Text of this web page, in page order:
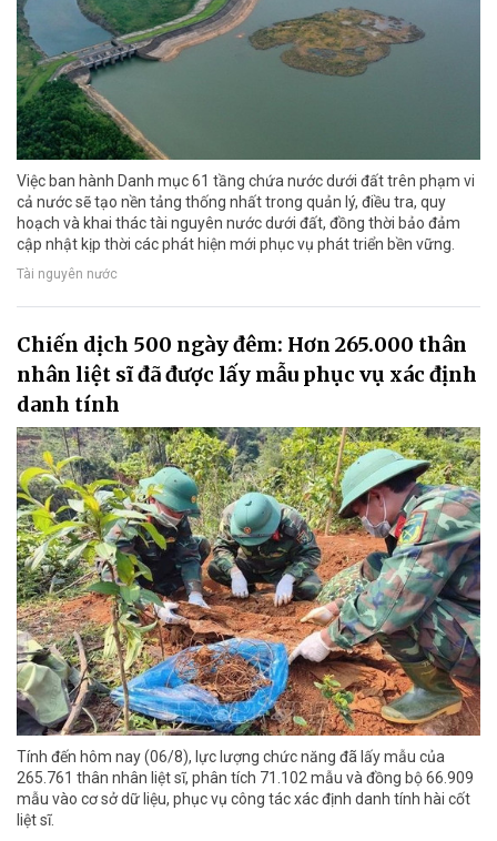
Việc ban hành Danh mục 61 tầng chứa nước dưới đất trên phạm vi
cả nước sẽ tạo nền tảng thống nhất trong quản lý, điều tra, quy
hoạch và khai thác tài nguyên nước dưới đất, đồng thời bảo đảm
cập nhật kịp thời các phát hiện mới phục vụ phát triển bền vững.
Tài nguyên nước
Chiến dịch 500 ngày đêm: Hơn 265.000 thân
nhân liệt sĩ đã được lấy mẫu phục vụ xác định
danh tính
Tính đến hôm nay (06/8), lực lượng chức năng đã lấy mẫu của
265.761 thân nhân liệt sĩ, phân tích 71.102 mẫu và đồng bộ 66.909
mẫu vào cơ sở dữ liệu, phục vụ công tác xác định danh tính hài cốt
liệt sĩ.